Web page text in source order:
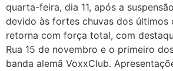
quarta-feira, dia 11, após a
devido às fortes chuvas dos últimos
retorna com força total, com
Rua 15 de novembro e o primeiro
banda alemã VoxxClub.